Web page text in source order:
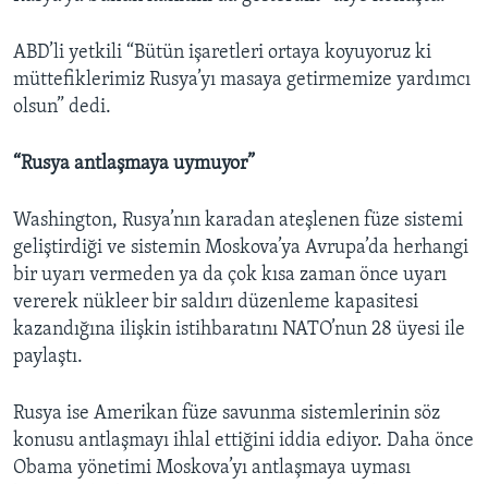
ABD’li yetkili “Bütün işaretleri ortaya koyuyoruz ki
müttefiklerimiz Rusya’yı masaya getirmemize yardımcı
olsun” dedi.
“Rusya antlaşmaya uymuyor”
Washington, Rusya’nın karadan ateşlenen füze sistemi
geliştirdiği ve sistemin Moskova’ya Avrupa’da herhangi
bir uyarı vermeden ya da çok kısa zaman önce uyarı
vererek nükleer bir saldırı düzenleme kapasitesi
kazandığına ilişkin istihbaratını NATO’nun 28 üyesi ile
paylaştı.
Rusya ise Amerikan füze savunma sistemlerinin söz
konusu antlaşmayı ihlal ettiğini iddia ediyor. Daha önce
Obama yönetimi Moskova’yı antlaşmaya uyması